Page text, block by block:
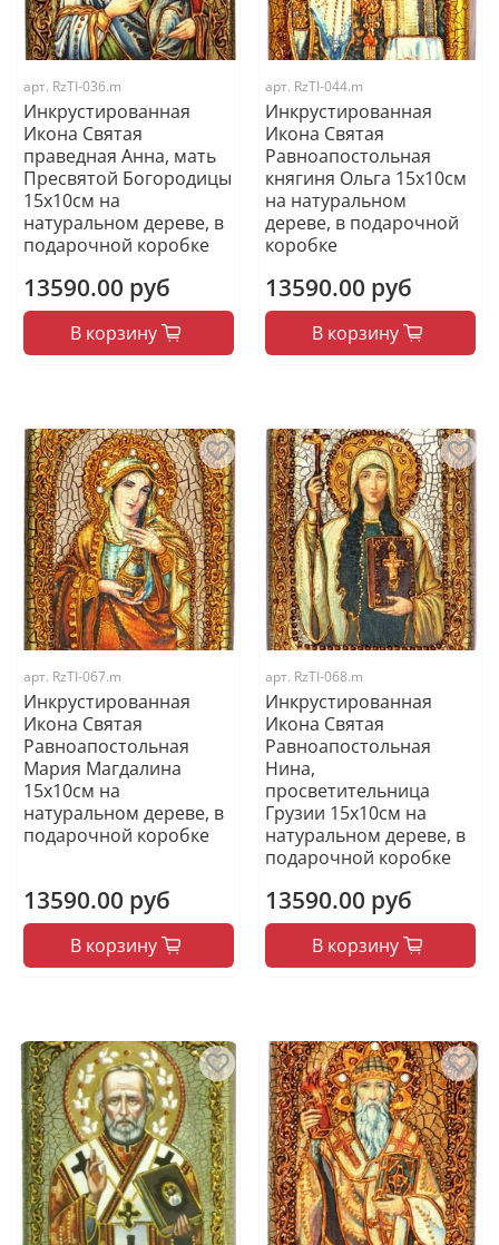
арт. RzTI-036.m
Инкрустированная
Икона Святая
праведная Анна, мать
Пресвятой Богородицы
15х10см на
натуральном дереве, в
подарочной коробке
13590.00 руб
В корзину
арт. RzTI-044.m
Инкрустированная
Икона Святая
Равноапостольная
княгиня Ольга 15х10см
на натуральном
дереве, в подарочной
коробке
13590.00 руб
В корзину
арт. RzTI-067.m
Инкрустированная
Икона Святая
Равноапостольная
Мария Магдалина
15х10см на
натуральном дереве, в
подарочной коробке
13590.00 руб
В корзину
арт. RzTI-068.m
Инкрустированная
Икона Святая
Равноапостольная
Нина,
просветительница
Грузии 15х10см на
натуральном дереве, в
подарочной коробке
13590.00 руб
В корзину